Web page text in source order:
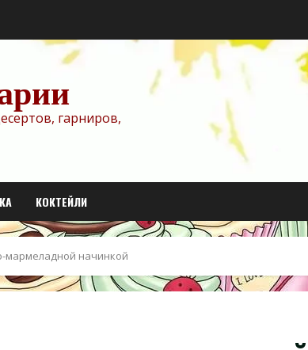
гарниров,
КОКТЕЙЛИ
мармеладной начинкой